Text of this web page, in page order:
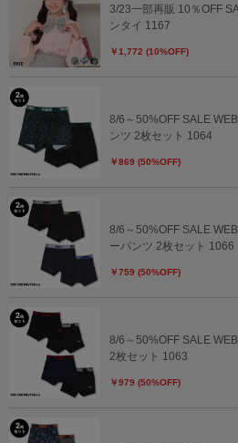
3/23一部再販 10％OFF
ンタイ 1167
￥1,772 (10%OFF)
8/6～50%OFF SALE
ンツ 2枚セット 1064
￥869 (50%OFF)
8/6～50%OFF SALE
ーパンツ 2枚セット 1066
￥759 (50%OFF)
8/6～50%OFF SALE
2枚セット 1063
￥979 (50%OFF)